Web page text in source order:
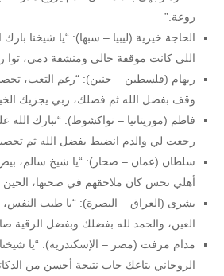
روعة.”
الحاجة خيرية (ليبيا – سبها): “يا شيخنا
اللي كانت موقفة حالي ومنشفة دمي، توا
ريهام (فلسطين – جنين): “رغم التعب،
وقف بفضل الله ثم فضلك، ربي يجزيك
فاطم (موريتانيا – نواكشوط): “تبارك
رجعت لي والدم انضبط بفضل الله ثم
سلطان (عمان – صحار): “يا شيخ سالم،
أهلي نحس كان ملاحقهم في صحتها، الحين
بشرى (العراق – البصرة): “يا طيب النفس،
العين، والحمد لله بفضلك وبفضل
مدام مرفت (مصر – الإسكندرية): “يا شيخنا
الروحاني بتاعك جاب نتيجة أحسن من